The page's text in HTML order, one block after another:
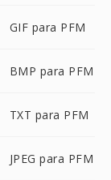
GIF para PFM
BMP para PFM
TXT para PFM
JPEG para PFM